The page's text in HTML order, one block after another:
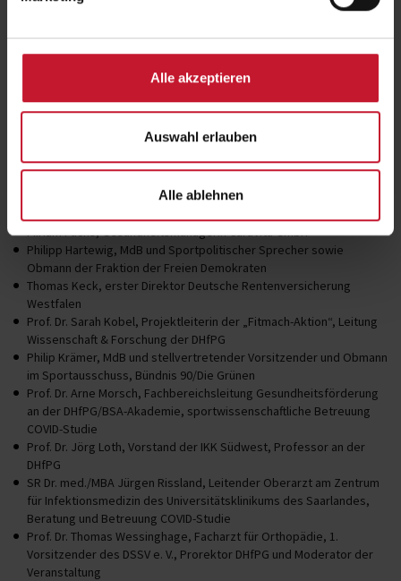
Alle akzeptieren
Auswahl erlauben
Alle ablehnen
Vorträgen wurde das Ziel unter den Teilnehmenden klar definiert: Die
Institutionen müssen gemeinsam dafür Sorge tragen, dass der
Bevölkerung niedrigschwellige Angebote zum regelmäßigen
Fitnesstraining im Fitnessstudio unter professioneller Anleitung
zugänglich gemacht werden. Denn nur zusammen gelingt es, dem
zunehmenden Bewegungsmangel präventiv vorzubeugen.
Positionsbezeichnungen aller genannten Personen:
Thorsten Bischoff, Staatssekretär für Medienpolitik des Saarlandes
der Saarländischen Landesvertretung
Miriam Fuchs, Gesundheitsmanagerin CaraVita GmbH
Philipp Hartewig, MdB und Sportpolitischer Sprecher sowie
Obmann der Fraktion der Freien Demokraten
Thomas Keck, erster Direktor Deutsche Rentenversicherung
Westfalen
Prof. Dr. Sarah Kobel, Projektleiterin der „Fitmach-Aktion“, Leitung
Wissenschaft & Forschung der DHfPG
Philip Krämer, MdB und stellvertretender Vorsitzender und Obmann
im Sportausschuss, Bündnis 90/Die Grünen
Prof. Dr. Arne Morsch, Fachbereichsleitung Gesundheitsförderung
an der DHfPG/BSA-Akademie, sportwissenschaftliche Betreuung
COVID-Studie
Prof. Dr. Jörg Loth, Vorstand der IKK Südwest, Professor an der
DHfPG
SR Dr. med./MBA Jürgen Rissland, Leitender Oberarzt am Zentrum
für Infektionsmedizin des Universitätsklinikums des Saarlandes,
Beratung und Betreuung COVID-Studie
Prof. Dr. Thomas Wessinghage, Facharzt für Orthopädie, 1.
Vorsitzender des DSSV e. V., Prorektor DHfPG und Moderator der
Veranstaltung